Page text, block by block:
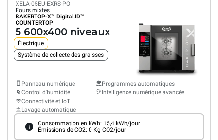
XELA-05EU-EXRS-PO
Fours mixtes
BAKERTOP-X™ Digital.ID™
COUNTERTOP
5 600x400 niveaux
Électrique
Système de collecte des graisses
Panneau numérique
Control d'humidité
Connectivité et IoT
Lavage automatique
Programmes automatiques
Intelligence numérique avancée
Consommation en kWh: 15,4 kWh/jour
Émissions de CO2: 0 Kg CO2/jour